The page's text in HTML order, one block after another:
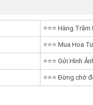
⭐⭐⭐ Hàng
⭐⭐⭐ Mua Hoa
⭐⭐⭐ Gửi Hình
⭐⭐⭐ Đừng chờ